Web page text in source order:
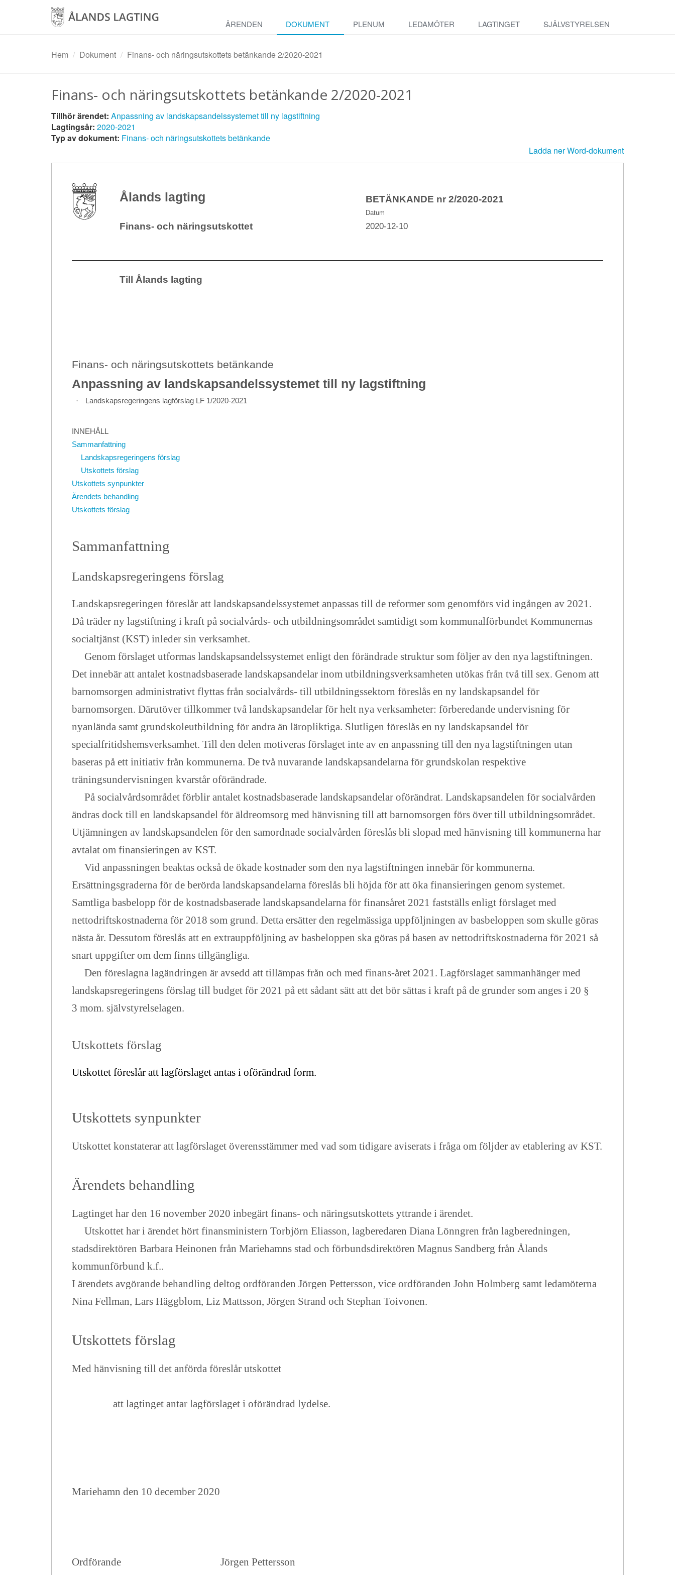
ÄRENDEN DOKUMENT PLENUM LEDAMÖTER LAGTINGET SJÄLVSTYRELSEN
Hem Dokument Finans- och näringsutskottets betänkande 2/2020-2021
Finans- och näringsutskottets betänkande 2/2020-2021
Tillhör ärendet: Anpassning av landskapsandelssystemet till ny lagstiftning
Lagtingsår: 2020-2021
Typ av dokument: Finans- och näringsutskottets betänkande
Ladda ner Word-dokument
Ålands lagting BETÄNKANDE nr 2/2020-2021
Datum
Finans- och näringsutskottet 2020-12-10
Till Ålands lagting
Finans- och näringsutskottets betänkande
Anpassning av landskapsandelssystemet till ny lagstiftning
· Landskapsregeringens lagförslag LF 1/2020-2021
INNEHÅLL
Sammanfattning
Landskapsregeringens förslag
Utskottets förslag
Utskottets synpunkter
Ärendets behandling
Utskottets förslag
Sammanfattning
Landskapsregeringens förslag
Landskapsregeringen föreslår att landskapsandelssystemet anpassas till de reformer som genomförs vid ingången av 2021.
Då träder ny lagstiftning i kraft på socialvårds- och utbildningsområdet samtidigt som kommunalförbundet Kommunernas
socialtjänst (KST) inleder sin verksamhet.
Genom förslaget utformas landskapsandelssystemet enligt den förändrade struktur som följer av den nya lagstiftningen.
Det innebär att antalet kostnadsbaserade landskapsandelar inom utbildningsverksamheten utökas från två till sex. Genom att
barnomsorgen administrativt flyttas från socialvårds- till utbildningssektorn föreslås en ny landskapsandel för
barnomsorgen. Därutöver tillkommer två landskapsandelar för helt nya verksamheter: förberedande undervisning för
nyanlända samt grundskoleutbildning för andra än läropliktiga. Slutligen föreslås en ny landskapsandel för
specialfritidshemsverksamhet. Till den delen motiveras förslaget inte av en anpassning till den nya lagstiftningen utan
baseras på ett initiativ från kommunerna. De två nuvarande landskapsandelarna för grundskolan respektive
träningsundervisningen kvarstår oförändrade.
På socialvårdsområdet förblir antalet kostnadsbaserade landskapsandelar oförändrat. Landskapsandelen för socialvården
ändras dock till en landskapsandel för äldreomsorg med hänvisning till att barnomsorgen förs över till utbildningsområdet.
Utjämningen av landskapsandelen för den samordnade socialvården föreslås bli slopad med hänvisning till kommunerna har
avtalat om finansieringen av KST.
Vid anpassningen beaktas också de ökade kostnader som den nya lagstiftningen innebär för kommunerna.
Ersättningsgraderna för de berörda landskapsandelarna föreslås bli höjda för att öka finansieringen genom systemet.
Samtliga basbelopp för de kostnadsbaserade landskapsandelarna för finansåret 2021 fastställs enligt förslaget med
nettodriftskostnaderna för 2018 som grund. Detta ersätter den regelmässiga uppföljningen av basbeloppen som skulle göras
nästa år. Dessutom föreslås att en extrauppföljning av basbeloppen ska göras på basen av nettodriftskostnaderna för 2021 så
snart uppgifter om dem finns tillgängliga.
Den föreslagna lagändringen är avsedd att tillämpas från och med finans-året 2021. Lagförslaget sammanhänger med
landskapsregeringens förslag till budget för 2021 på ett sådant sätt att det bör sättas i kraft på de grunder som anges i 20 §
3 mom. självstyrelselagen.
Utskottets förslag
Utskottet föreslår att lagförslaget antas i oförändrad form.
Utskottets synpunkter
Utskottet konstaterar att lagförslaget överensstämmer med vad som tidigare aviserats i fråga om följder av etablering av KST.
Ärendets behandling
Lagtinget har den 16 november 2020 inbegärt finans- och näringsutskottets yttrande i ärendet.
Utskottet har i ärendet hört finansministern Torbjörn Eliasson, lagberedaren Diana Lönngren från lagberedningen,
stadsdirektören Barbara Heinonen från Mariehamns stad och förbundsdirektören Magnus Sandberg från Ålands
kommunförbund k.f..
I ärendets avgörande behandling deltog ordföranden Jörgen Pettersson, vice ordföranden John Holmberg samt ledamöterna
Nina Fellman, Lars Häggblom, Liz Mattsson, Jörgen Strand och Stephan Toivonen.
Utskottets förslag
Med hänvisning till det anförda föreslår utskottet
att lagtinget antar lagförslaget i oförändrad lydelse.
Mariehamn den 10 december 2020
Ordförande Jörgen Pettersson